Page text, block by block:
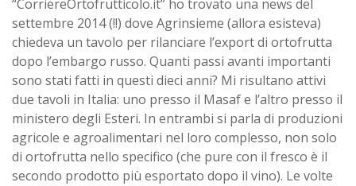
“CorriereOrtofrutticolo.it” ho trovato una news del
settembre 2014 (!!) dove Agrinsieme (allora esisteva)
chiedeva un tavolo per rilanciare l’export di ortofrutta
dopo l’embargo russo. Quanti passi avanti importanti
sono stati fatti in questi dieci anni? Mi risultano attivi
due tavoli in Italia: uno presso il Masaf e l’altro presso il
ministero degli Esteri. In entrambi si parla di produzioni
agricole e agroalimentari nel loro complesso, non solo
di ortofrutta nello specifico (che pure con il fresco è il
secondo prodotto più esportato dopo il vino). Le volte